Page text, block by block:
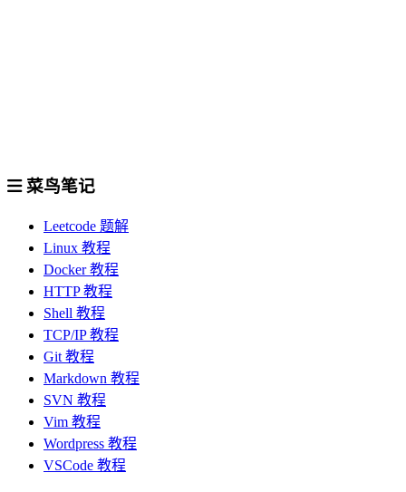
菜鸟笔记
Leetcode 题解
Linux 教程
Docker 教程
HTTP 教程
Shell 教程
TCP/IP 教程
Git 教程
Markdown 教程
SVN 教程
Vim 教程
Wordpress 教程
VSCode 教程